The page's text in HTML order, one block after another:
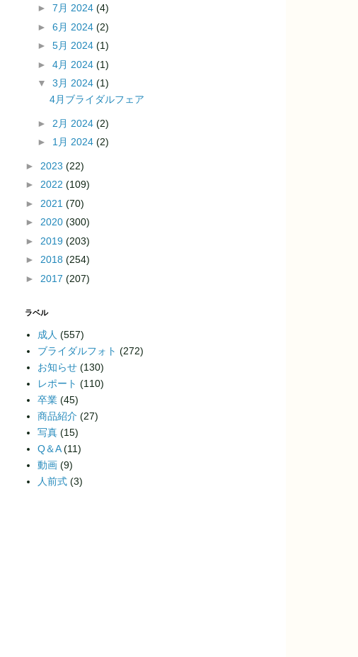
► 7月 2024 (4)
► 6月 2024 (2)
► 5月 2024 (1)
► 4月 2024 (1)
▼ 3月 2024 (1)
4月ブライダルフェア
► 2月 2024 (2)
► 1月 2024 (2)
► 2023 (22)
► 2022 (109)
► 2021 (70)
► 2020 (300)
► 2019 (203)
► 2018 (254)
► 2017 (207)
ラベル
成人 (557)
ブライダルフォト (272)
お知らせ (130)
レポート (110)
卒業 (45)
商品紹介 (27)
写真 (15)
Q＆A(11)
動画 (9)
人前式 (3)